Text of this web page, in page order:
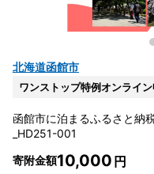
北海道函館市
ワンストップ特例オンライ
函館市に泊まるふるさと納
_HD251-001
寄附金額10,000